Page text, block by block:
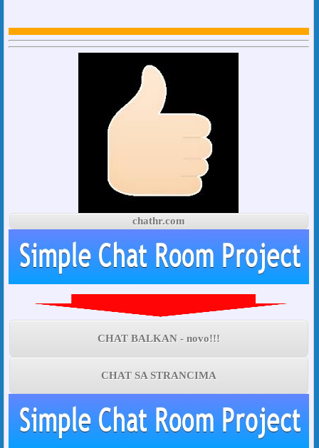
chathr.com
CHAT BALKAN - novo!!!
CHAT SA STRANCIMA